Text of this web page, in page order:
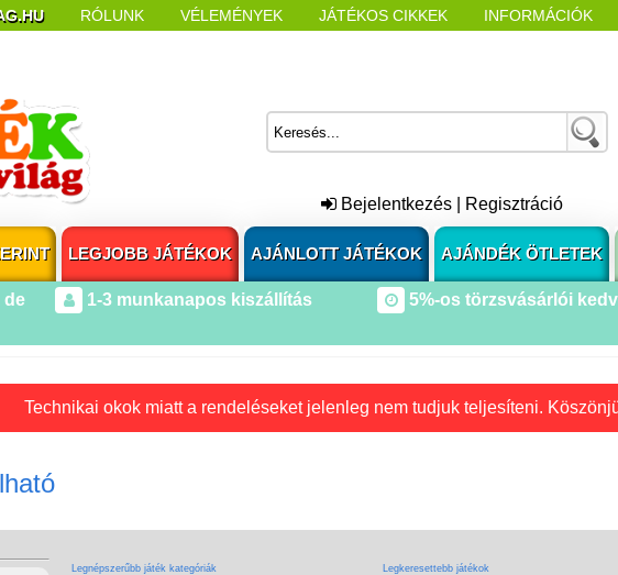
RÓLUNK VÉLEMÉNYEK JÁTÉKOS CIKKEK INFORMÁCIÓK
Bejelentkezés Regisztráció
LEGJOBB JÁTÉKOK AJÁNLOTT JÁTÉKOK AJÁNDÉK ÖTLETEK
de
1-3 munkanapos kiszállítás 5%-os törzsvásárlói
Technikai okok miatt a rendeléseket jelenleg nem tudjuk teljesíteni.
Legnépszerűbb játék kategóriák Legkeresettebb játékok